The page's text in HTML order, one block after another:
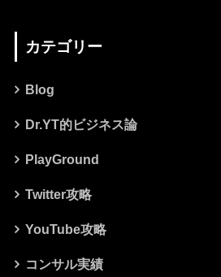
カテゴリー
Blog
Dr.YT的ビジネス論
PlayGround
Twitter攻略
YouTube攻略
コンサル実績